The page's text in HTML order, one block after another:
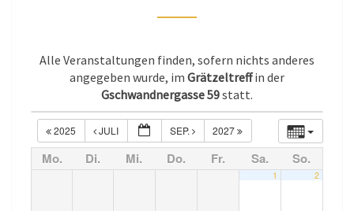
Alle Veranstaltungen finden, sofern nichts anderes
angegeben wurde, im Grätzeltreffin der
Gschwandnergasse 59statt.
2025 JULI SEP. 2027
Mo. Di. Mi. Do. Fr. Sa. So.
1 2